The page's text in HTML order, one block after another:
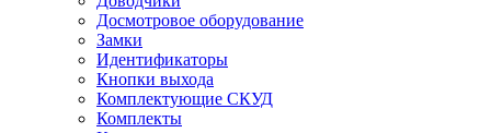
Досмотровое оборудование
Замки
Идентификаторы
Кнопки выхода
Комплектующие СКУД
Комплекты